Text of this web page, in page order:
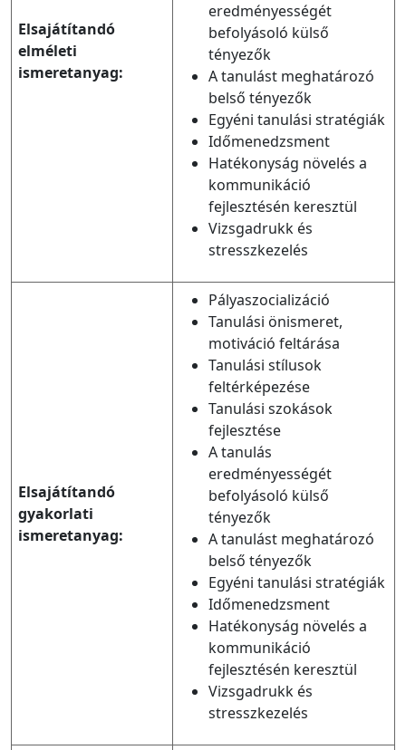
Elsajátítandó
elméleti
ismeretanyag:
eredményességét
befolyásoló külső
tényezők
A tanulást meghatározó
belső tényezők
Egyéni tanulási stratégiák
Időmenedzsment
Hatékonyság növelés a
kommunikáció
fejlesztésén keresztül
Vizsgadrukk és
stresszkezelés
Elsajátítandó
gyakorlati
ismeretanyag:
Pályaszocializáció
Tanulási önismeret,
motiváció feltárása
Tanulási stílusok
feltérképezése
Tanulási szokások
fejlesztése
A tanulás
eredményességét
befolyásoló külső
tényezők
A tanulást meghatározó
belső tényezők
Egyéni tanulási stratégiák
Időmenedzsment
Hatékonyság növelés a
kommunikáció
fejlesztésén keresztül
Vizsgadrukk és
stresszkezelés